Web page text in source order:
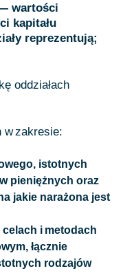
wartości
kapitału
reprezentują;
oddziałach
w zakresie:
istotnych
pieniężnych oraz
jakie narażona jest
i metodach
łącznie
rodzajów